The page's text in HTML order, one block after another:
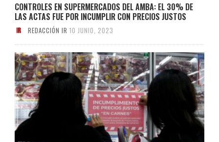
CONTROLES EN SUPERMERCADOS DEL AMBA: EL 30% DE
LAS ACTAS FUE POR INCUMPLIR CON PRECIOS JUSTOS
REDACCIÓN IR 10 JUNIO, 2023